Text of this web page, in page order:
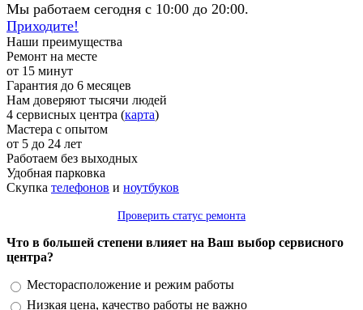
Мы работаем сегодня с 10:00 до 20:00.
Приходите!
Наши преимущества
Ремонт на месте
от 15 минут
Гарантия до 6 месяцев
Нам доверяют тысячи людей
4 сервисных центра (карта)
Мастера с опытом
от 5 до 24 лет
Работаем без выходных
Удобная парковка
Скупка телефонов и ноутбуков
Проверить статус ремонта
Что в большей степени влияет на Ваш выбор сервисного
центра?
Варианты
Месторасположение и режим работы
Низкая цена, качество работы не важно